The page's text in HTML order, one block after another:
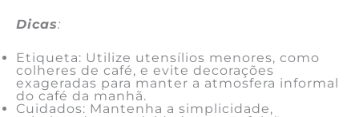
Dicas:
Etiqueta: Utilize utensílios menores, como
colheres de café, e evite decorações
exageradas para manter a atmosfera informal
do café da manhã.
Cuidados: Mantenha a simplicidade,